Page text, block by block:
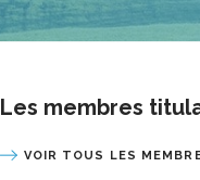
Les membres
VOIR TOUS LES